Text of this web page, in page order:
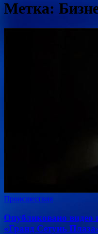
Метка:
Происшествия
Опубликовано видео
«Гранд Сетунь